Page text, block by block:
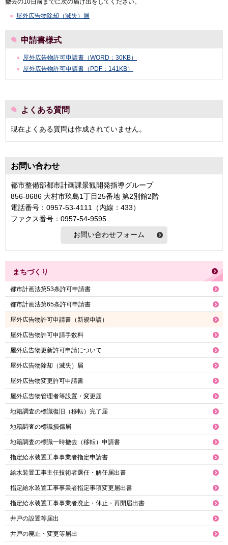
撤去の10日前までに次の届け出をしてください。
屋外広告物除却（滅失）届
申請書様式
屋外広告物許可申請書（WORD：30KB）
屋外広告物許可申請書（PDF：141KB）
よくある質問
現在よくある質問は作成されていません。
お問い合わせ
都市整備部都市計画課景観開発指導グループ
856-8686 大村市玖島1丁目25番地 第2別館2階
電話番号：0957-53-4111（内線：433）
ファクス番号：0957-54-9595
まちづくり
都市計画法第53条許可申請書
都市計画法第65条許可申請書
屋外広告物許可申請書（新規申請）
屋外広告物許可申請手数料
屋外広告物更新許可申請について
屋外広告物除却（滅失）届
屋外広告物変更許可申請書
屋外広告物管理者等設置・変更届
地籍調査の標識復旧（移転）完了届
地籍調査の標識損傷届
地籍調査の標識一時撤去（移転）申請書
指定給水装置工事事業者指定申請書
給水装置工事主任技術者選任・解任届出書
指定給水装置工事事業者指定事項変更届出書
指定給水装置工事事業者廃止・休止・再開届出書
井戸の設置等届出
井戸の廃止・変更等届出